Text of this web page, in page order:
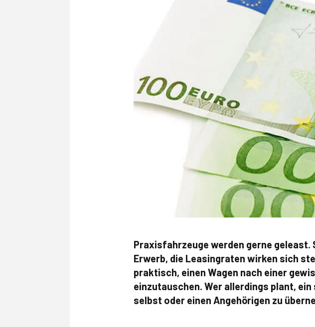
Praxisfahrzeuge werden gerne geleast.
Erwerb, die Leasingraten wirken sich
praktisch, einen Wagen nach einer
einzutauschen. Wer allerdings plant,
selbst oder einen Angehörigen zu